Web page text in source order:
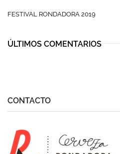
FESTIVAL RONDADORA 2019
ÚLTIMOS COMENTARIOS
CONTACTO